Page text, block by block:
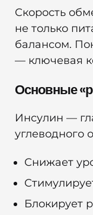
Скорость
не только
балансом.
— ключевая
Основные
Инсулин —
углеводного
Снижает
Блокирует